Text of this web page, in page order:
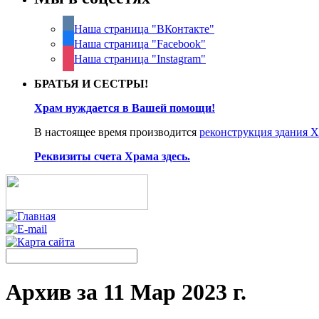
Наша страница "ВКонтакте"
Наша страница "Facebook"
Наша страница "Instagram"
БРАТЬЯ И СЕСТРЫ!
Храм нуждается в Вашей помощи!
В настоящее время производится реконструкция здания
Реквизиты счета Храма здесь.
Архив за 11 Мар 2023 г.